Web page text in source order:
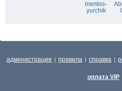
mentos-
yurchik
администрация | правила | справка |
оплата VIP